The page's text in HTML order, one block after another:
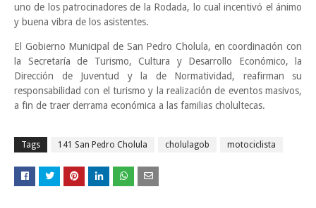
uno de los patrocinadores de la Rodada, lo cual incentivó el ánimo
y buena vibra de los asistentes.
El Gobierno Municipal de San Pedro Cholula, en coordinación con
la Secretaría de Turismo, Cultura y Desarrollo Económico, la
Dirección de Juventud y la de Normatividad, reafirman su
responsabilidad con el turismo y la realización de eventos masivos,
a fin de traer derrama económica a las familias cholultecas.
Tags 141 San Pedro Cholula cholulagob motociclista